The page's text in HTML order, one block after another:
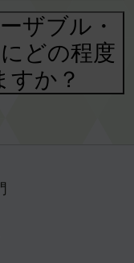
ザブル・
どの程度
すか？